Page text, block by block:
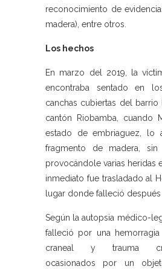
reconocimiento de
madera), entre otros.
Los hechos
En marzo del 2019, la
encontraba sentado en
canchas cubiertas del
cantón Riobamba, cuando
estado de embriaguez, lo
fragmento de madera, sin
provocándole varias heridas
inmediato fue trasladado al
lugar donde falleció
Según la autopsia médico-
falleció por una hemorragia
craneal y trauma
ocasionados por un